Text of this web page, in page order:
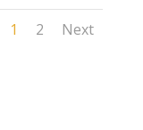
1 2 Next